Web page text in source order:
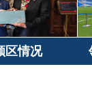
区情况